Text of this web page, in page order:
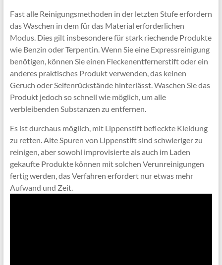
Fast alle Reinigungsmethoden in der letzten Stufe erfordern
das Waschen in dem für das Material erforderlichen
Modus. Dies gilt insbesondere für stark riechende Produkte
wie Benzin oder Terpentin. Wenn Sie eine Expressreinigung
benötigen, können Sie einen Fleckenentfernerstift oder ein
anderes praktisches Produkt verwenden, das keinen
Geruch oder Seifenrückstände hinterlässt. Waschen Sie das
Produkt jedoch so schnell wie möglich, um alle
verbleibenden Substanzen zu entfernen.
Es ist durchaus möglich, mit Lippenstift befleckte Kleidung
zu retten. Alte Spuren von Lippenstift sind schwieriger zu
reinigen, aber sowohl improvisierte als auch im Laden
gekaufte Produkte können mit solchen Verunreinigungen
fertig werden, das Verfahren erfordert nur etwas mehr
Aufwand und Zeit.